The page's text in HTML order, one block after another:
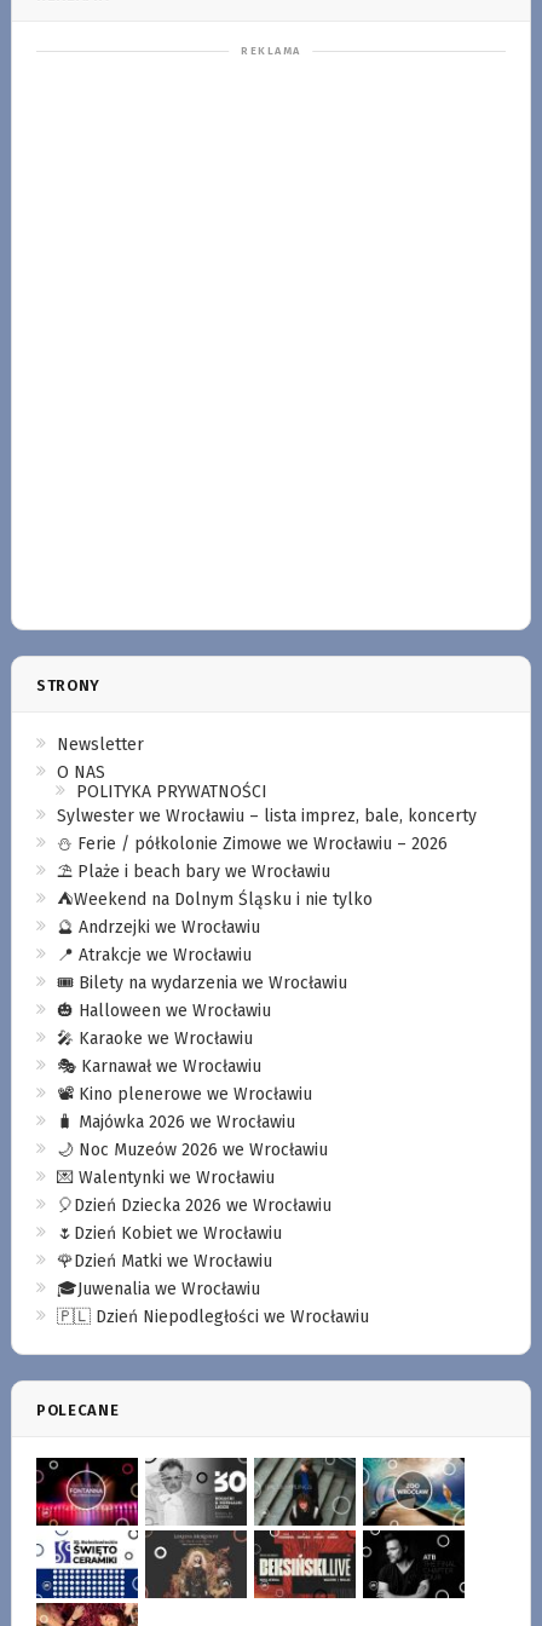
STRONY
Newsletter
O NAS
POLITYKA PRYWATNOŚCI
Sylwester we Wrocławiu – lista imprez, bale, koncerty
⛄️ Ferie / półkolonie Zimowe we Wrocławiu – 2026
⛱️ Plaże i beach bary we Wrocławiu
⛺️Weekend na Dolnym Śląsku i nie tylko
🔮 Andrzejki we Wrocławiu
📍 Atrakcje we Wrocławiu
🎟️ Bilety na wydarzenia we Wrocławiu
🎃 Halloween we Wrocławiu
🎤 Karaoke we Wrocławiu
🎭 Karnawał we Wrocławiu
📽️ Kino plenerowe we Wrocławiu
🧳 Majówka 2026 we Wrocławiu
🌙 Noc Muzeów 2026 we Wrocławiu
💌 Walentynki we Wrocławiu
🎈Dzień Dziecka 2026 we Wrocławiu
🌷Dzień Kobiet we Wrocławiu
🌹Dzień Matki we Wrocławiu
🎓Juwenalia we Wrocławiu
🇵🇱 Dzień Niepodległości we Wrocławiu
POLECANE